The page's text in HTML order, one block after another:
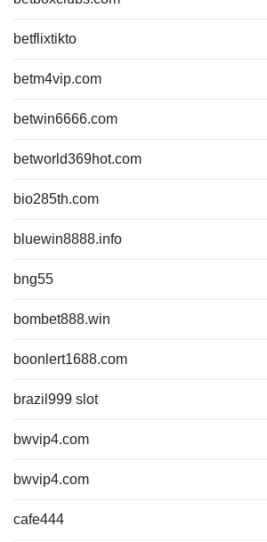
betflixtikto
betm4vip.com
betwin6666.com
betworld369hot.com
bio285th.com
bluewin8888.info
bng55
bombet888.win
boonlert1688.com
brazil999 slot
bwvip4.com
bwvip4.com
cafe444